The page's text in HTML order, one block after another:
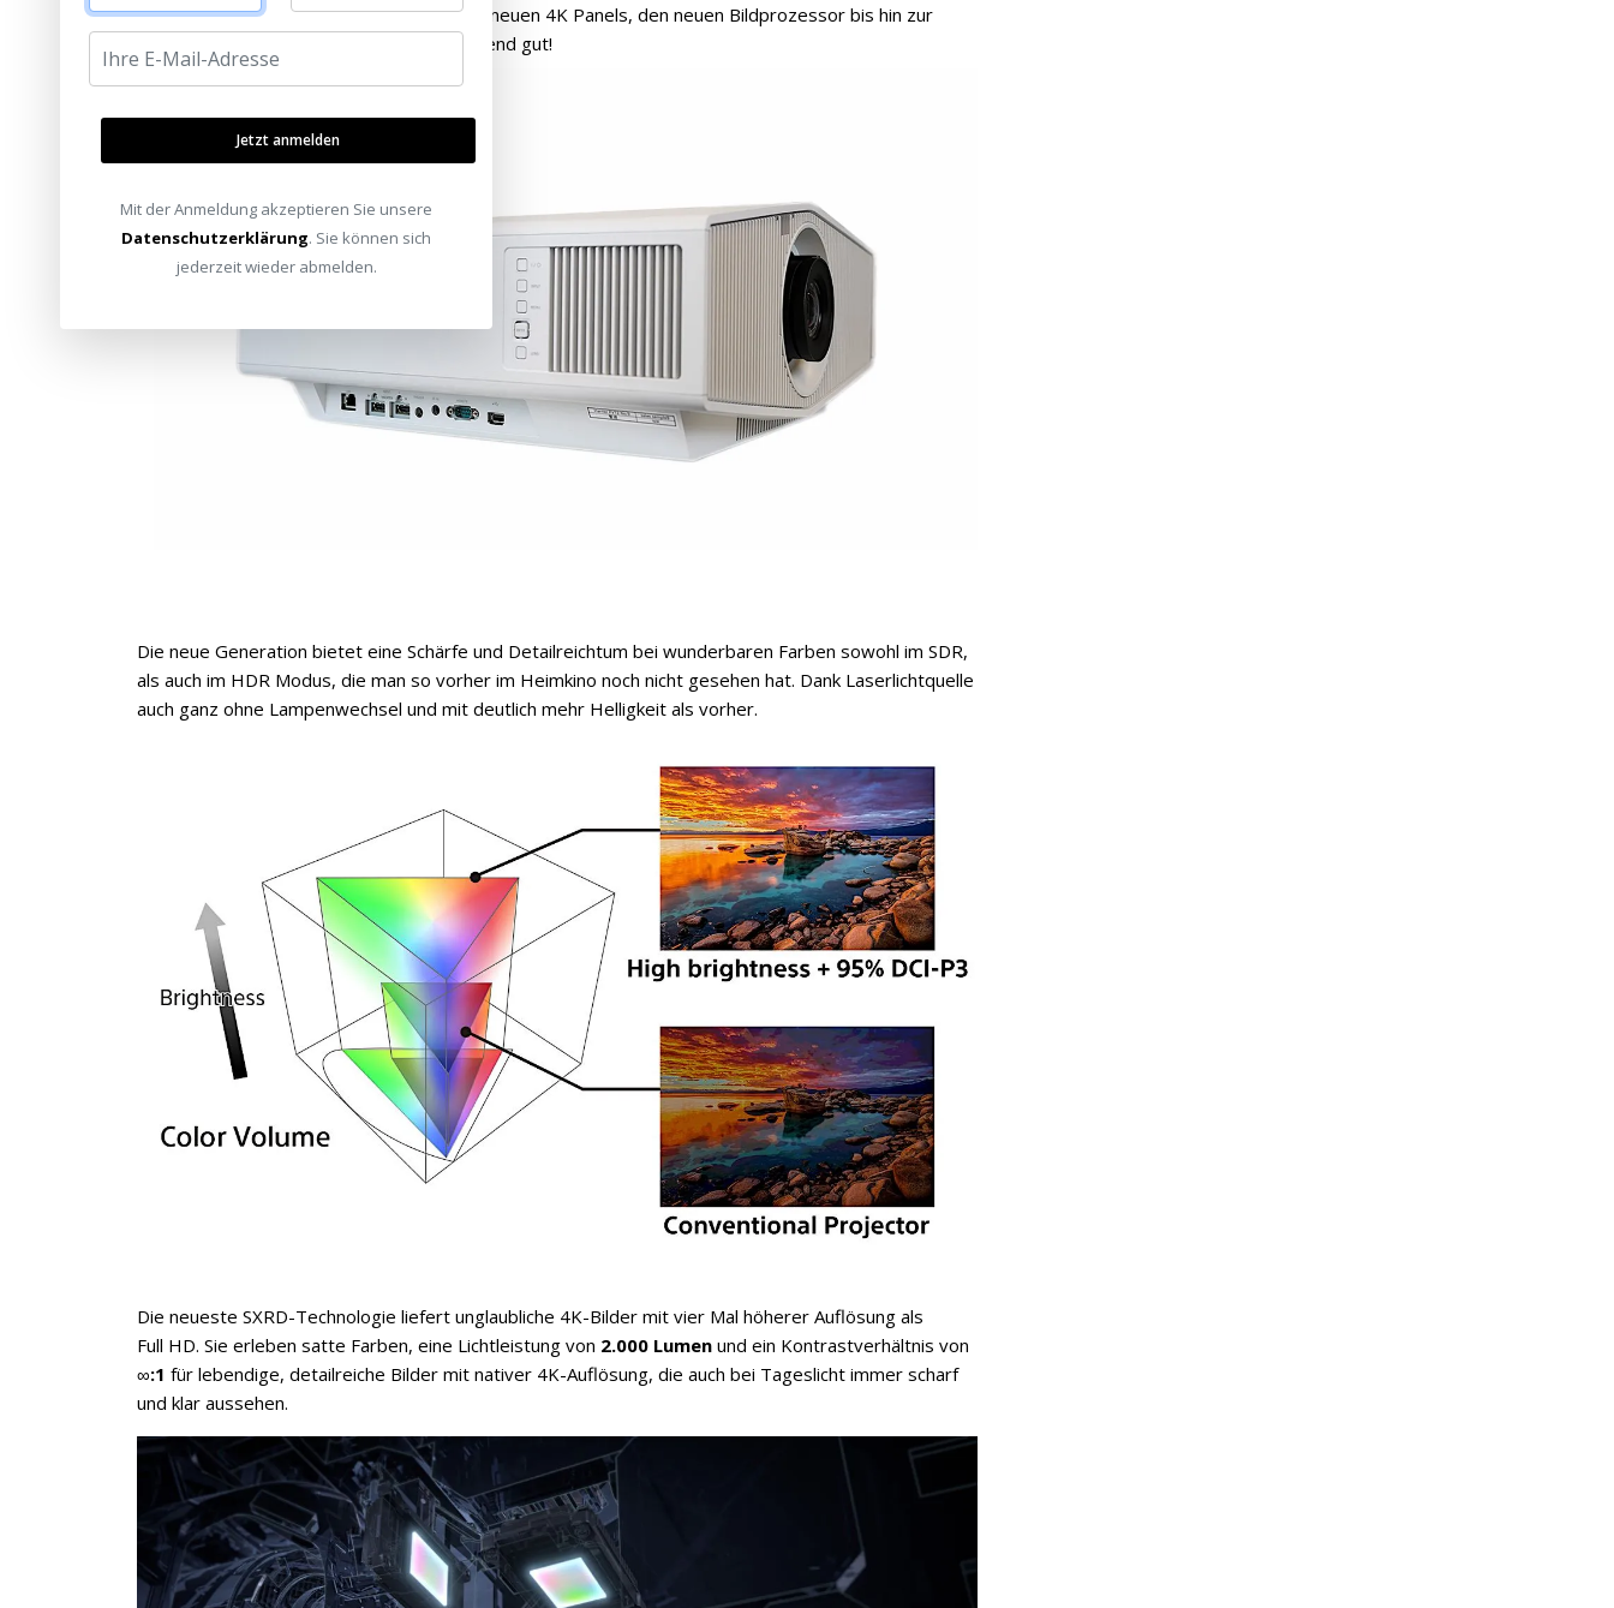
beim neuen kompakten Gehäuse, über die neuen 4K Panels, den neuen Bildprozessor bis hin zur
neuen Optik. Und das Ergebnis ist umwerfend gut!
Die neue Generation bietet eine Schärfe und Detailreichtum bei wunderbaren Farben sowohl im SDR,
als auch im HDR Modus, die man so vorher im Heimkino noch nicht gesehen hat. Dank Laserlichtquelle
auch ganz ohne Lampenwechsel und mit deutlich mehr Helligkeit als vorher.
Die neueste SXRD-Technologie liefert unglaubliche 4K-Bilder mit vier Mal höherer Auflösung als
Full HD. Sie erleben satte Farben, eine Lichtleistung von 2.000 Lumen und ein Kontrastverhältnis von
∞:1 für lebendige, detailreiche Bilder mit nativer 4K-Auflösung, die auch bei Tageslicht immer scharf
und klar aussehen.
Jetzt anmelden
Mit der Anmeldung akzeptieren Sie unsere
Datenschutzerklärung. Sie können sich
jederzeit wieder abmelden.